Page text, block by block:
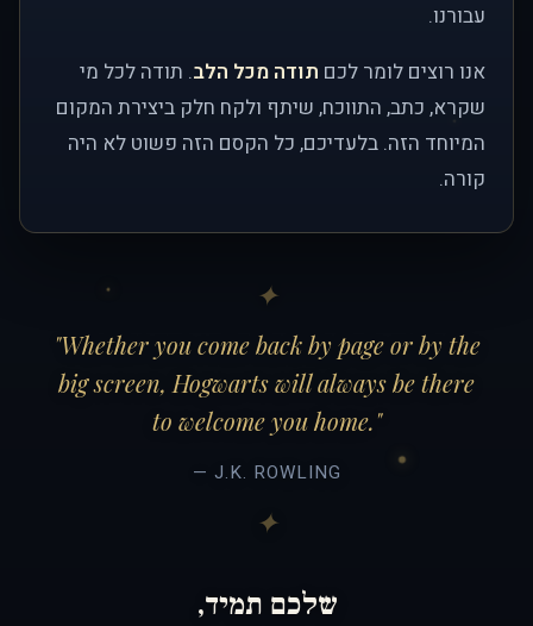
עבורנו.
אנו רוצים לומר לכם תודה מכל הלב. תודה לכל מי
שקרא, כתב, התווכח, שיתף ולקח חלק ביצירת המקום
המיוחד הזה. בלעדיכם, כל הקסם הזה פשוט לא היה
קורה.
"Whether you come back by page or by the
big screen, Hogwarts will always be there
to welcome you home."
— J.K. ROWLING
שלכם תמיד,